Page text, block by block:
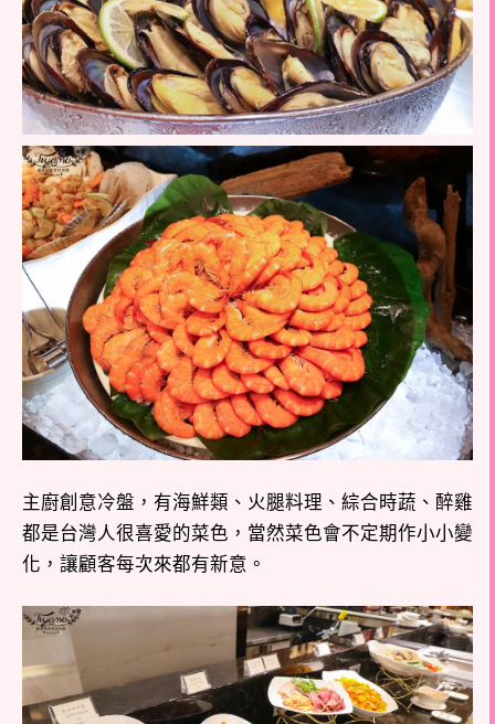
主廚創意冷盤，有海鮮類、火腿料理、綜合時蔬、醉雞
都是台灣人很喜愛的菜色，當然菜色會不定期作小小變
化，讓顧客每次來都有新意。